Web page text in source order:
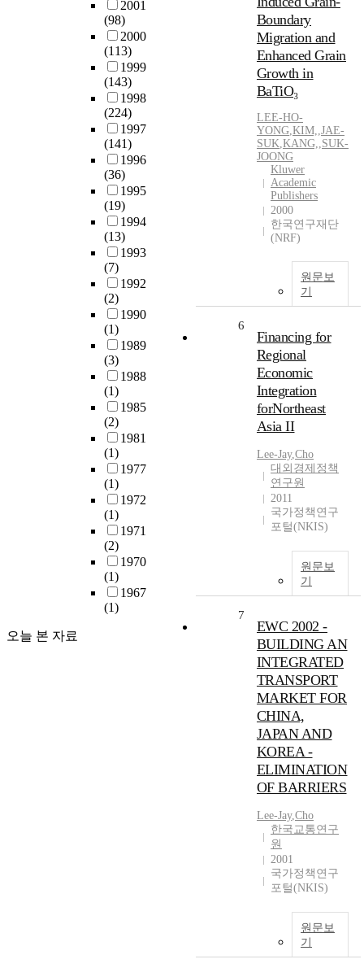
2001
(98)
2000
(113)
1999
(143)
1998
(224)
1997
(141)
1996
(36)
1995
(19)
1994
(13)
1993
(7)
1992
(2)
1990
(1)
1989
(3)
1988
(1)
1985
(2)
1981
(1)
1977
(1)
1972
(1)
1971
(2)
1970
(1)
1967
(1)
오늘 본 자료
Boundary
Migration and
Enhanced Grain
Growth in
BaTiO₃
LEE-HO-
YONG,KIM,,JAE-
SUK,KANG,,SUK-
JOONG
Kluwer
Academic
Publishers
2000
한국연구재단
(NRF)
원문보
기
6
Financing for
Regional
Economic
Integration
forNortheast
Asia II
Lee-Jay,Cho
대외경제정책
연구원
2011
국가정책연구
포털(NKIS)
원문보
기
7
EWC 2002 -
BUILDING AN
INTEGRATED
TRANSPORT
MARKET FOR
CHINA,
JAPAN AND
KOREA -
ELIMINATION
OF BARRIERS
Lee-Jay,Cho
한국교통연구
원
2001
국가정책연구
포털(NKIS)
원문보
기